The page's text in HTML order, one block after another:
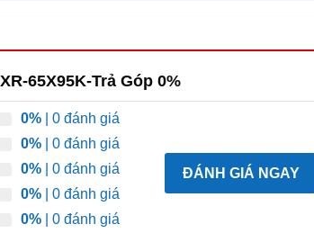
65X95K-Trả Góp 0%
0%| 0 đánh giá
0%| 0 đánh giá
0%| 0 đánh giá
0%| 0 đánh giá
0%| 0 đánh giá
ĐÁNH GIÁ NGAY